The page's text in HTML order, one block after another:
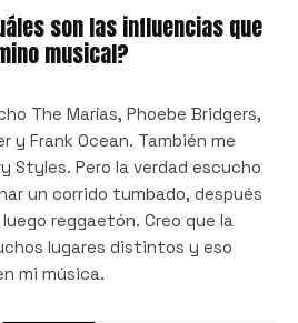
son las influencias que
musical?
The Marías, Phoebe Bridgers,
y Frank Ocean. También me
Styles. Pero la verdad escucho
un corrido tumbado, después
reggaetón. Creo que la
lugares distintos y eso
mi música.